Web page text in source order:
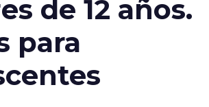
de 12 años.
para